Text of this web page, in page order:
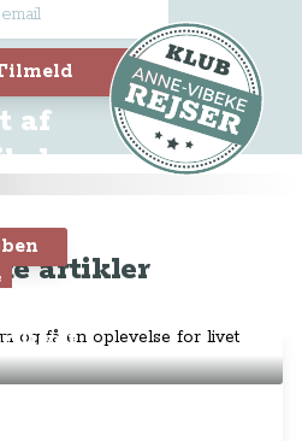
af
artikler
livet